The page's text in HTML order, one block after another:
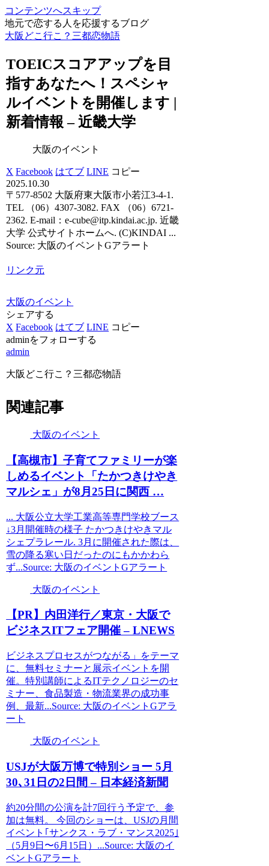
コンテンツへスキップ
地元で恋する人を応援するブログ
大阪どこ行こ？三都恋物語
TOEICスコアアップを目
指すあなたへ！スペシャ
ルイベント を開催します |
新着情報 – 近畿大学
大阪のイベント
X Facebook はてブ LINE コピー
2025.10.30
〒577-8502 大阪府東大阪市小若江3-4-1.
TEL （06）4307-3082. FAX （06）6721-
2362. E-mail：e-cube@itp.kindai.ac.jp. 近畿
大学 公式サイトホームへ. (C)KINDAI ...
Source: 大阪のイベントGアラート
リンク元
大阪のイベント
シェアする
X Facebook はてブ LINE コピー
adminをフォローする
admin
大阪どこ行こ？三都恋物語
関連記事
大阪のイベント
【高槻市】子育てファミリーが楽
しめるイベント
「たかつきけやき
マルシェ」が8月25日に関西 …
... 大阪公立大学工業高等専門学校ブース
↓3月開催時の様子 たかつきけやきマル
シェプラレール. 3月に開催された際は、
雪の降る寒い日だったのにもかかわら
ず...Source: 大阪のイベントGアラート
大阪のイベント
【PR】内田洋行／東京・ 大阪で
ビジネスITフェア開催 – LNEWS
ビジネスプロセスがつながる」をテーマ
に、無料セミナーと展示イベントを開
催。特別講師によるITテクノロジーのセ
ミナー、食品製造・物流業界の成功事
例、最新...Source: 大阪のイベントGアラ
ート
大阪のイベント
USJが大阪万博で特別ショー 5月
30､31日の2日間 – 日本経済新聞
約20分間の公演を計7回行う予定で、参
加は無料。 今回のショーは、USJの月間
イベント｢サンクス・ラブ・マンス2025｣
（5月9日〜6月15日）...Source: 大阪のイ
ベントGアラート